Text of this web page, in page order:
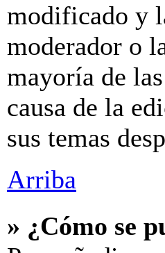
modificado y
moderador o
mayoría de
causa de la
sus temas
Arriba
» ¿Cómo se